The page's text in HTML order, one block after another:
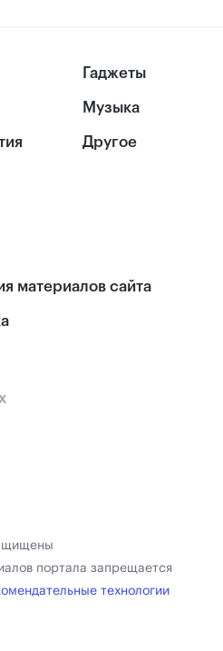
Гаджеты
Музыка
Другое
материалов сайта
портала запрещается
технологии